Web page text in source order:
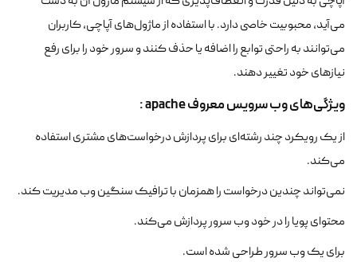
می‌آید، محبوبیت خاصی دارد. با استفاده از ماژول‌های آپاچی، کاربران
می‌توانند به راحتی توابع را اضافه یا حذف کنند و سرور خود را برای رفع
نیازهای خود تغییر دهند.
ویژگی‌های وب سرویس معروف apache :
از یک رویکرد چند رشته‌ای برای پردازش درخواست‌های مشتری استفاده
می‌کند.
نمی‌تواند چندین درخواست را همزمان با ترافیک سنگین وب مدیریت کند.
محتوای پویا را در خود وب سرور پردازش می‌کند.
برای یک وب سرور طراحی شده است.